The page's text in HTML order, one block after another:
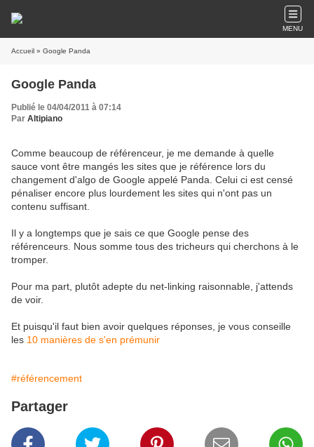
MENU
Accueil » Google Panda
Google Panda
Publié le 04/04/2011 à 07:14
Par Altipiano
Comme beaucoup de référenceur, je me demande à quelle
sauce vont être mangés les sites que je référence lors du
changement d'algo de Google appelé Panda. Celui ci est censé
pénaliser encore plus lourdement les sites qui n'ont pas un
contenu suffisant.
Il y a longtemps que je sais ce que Google pense des
référenceurs. Nous somme tous des tricheurs qui cherchons à le
tromper.
Pour ma part, plutôt adepte du net-linking raisonnable, j'attends
de voir.
Et puisqu'il faut bien avoir quelques réponses, je vous conseille
les 10 manières de s'en prémunir
#référencement
Partager